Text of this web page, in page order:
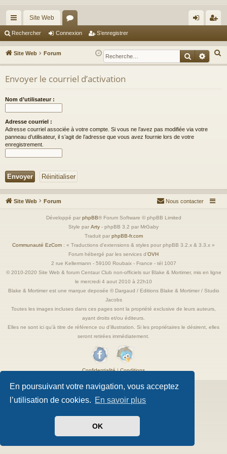
En poursuivant votre navigation, vous acceptez
l’utilisation de cookies. En savoir plus
OK
cc
ès
ra
pi
Site Web
or
u
m
s
ne
xi
nr
eg
Rechercher Connexion S’enregistrer
Site Web Forum
e
Envoyer le courriel d’activation
Nom d’utilisateur :
Adresse courriel :
Adresse courriel associée à votre compte. Si vous ne l’avez pas modifiée via votre
panneau d’utilisateur, il s’agit de l’adresse que vous avez fournie lors de votre
enregistrement.
Site Web Forum Nous contacter
Développé par phpBB® Forum Software © phpBB Limited
Style par Arty - phpBB 3.2 par MrGaby
Traduit par phpBB-fr.com
Communauté EzCom : « Traductions d'extensions & styles pour phpBB 3.2.x & 3.3.x »
Forum hébergé par les services d’OVH
2 rue Kellermann - 59100 Roubaix - France - tél 1007
© 2010-2020 Site Web & forum Centaur Club non-officiels sur Blake & Mortimer, mis en ligne
le mercredi 4 aout 2010 à 22h10
Blake & Mortimer est une marque deposée © Dargaud / Editions Blake & Mortimer / Studio
Jacobs
Toutes les images incluses dans ces pages sont la propriété exclusive de leurs auteurs,
ayant droits et/ou éditeurs.
Elles ne sont ici qu'à titre de référence ou d'illustration. Si les propriétaires le désirent, elles
seront retirées immédiatement.
Confidentialité|Conditions